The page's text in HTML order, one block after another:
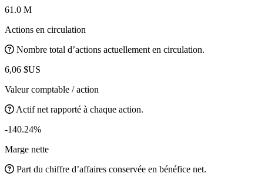
61.0 M
Actions en circulation
Nombre total d’actions actuellement en circulation.
6,06 $US
Valeur comptable / action
Actif net rapporté à chaque action.
-140.24%
Marge nette
Part du chiffre d’affaires conservée en bénéfice net.